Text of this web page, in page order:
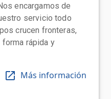
encargamos de
servicio todo
crucen fronteras,
rápida y
Más información